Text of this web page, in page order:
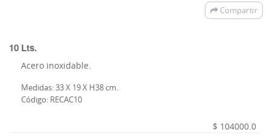
Compartir
10 Lts.
Acero inoxidable.
Medidas: 33 X 19 X H38 cm.
Código: RECAC10
$ 104000.0